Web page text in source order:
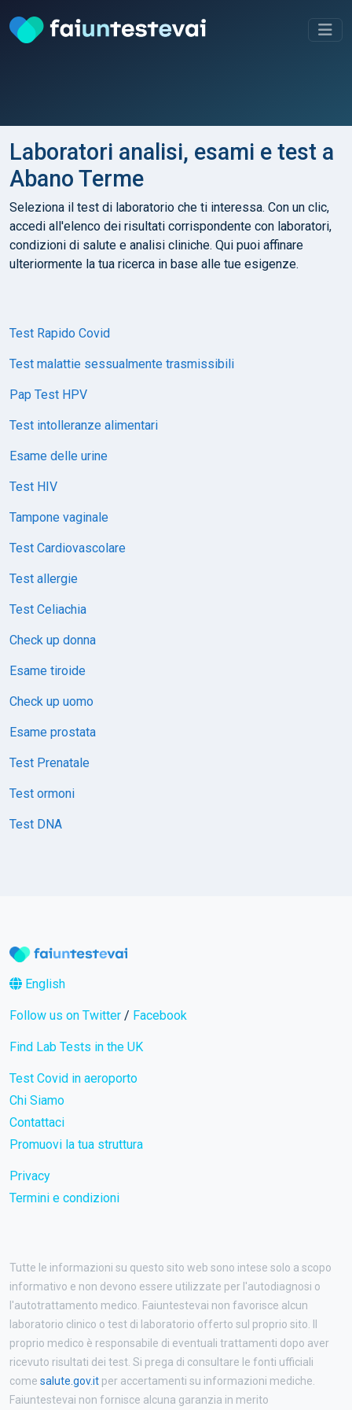
Laboratori analisi, esami e test a
Abano Terme
Seleziona il test di laboratorio che ti interessa. Con un clic,
accedi all'elenco dei risultati corrispondente con laboratori,
condizioni di salute e analisi cliniche. Qui puoi affinare
ulteriormente la tua ricerca in base alle tue esigenze.
Test Rapido Covid
Test malattie sessualmente trasmissibili
Pap Test HPV
Test intolleranze alimentari
Esame delle urine
Test HIV
Tampone vaginale
Test Cardiovascolare
Test allergie
Test Celiachia
Check up donna
Esame tiroide
Check up uomo
Esame prostata
Test Prenatale
Test ormoni
Test DNA
English
Follow us on Twitter / Facebook
Find Lab Tests in the UK
Test Covid in aeroporto
Chi Siamo
Contattaci
Promuovi la tua struttura
Privacy
Termini e condizioni
Tutte le informazioni su questo sito web sono intese solo a scopo
informativo e non devono essere utilizzate per l'autodiagnosi o
l'autotrattamento medico. Faiuntestevai non favorisce alcun
laboratorio clinico o test di laboratorio offerto sul proprio sito. Il
proprio medico è responsabile di eventuali trattamenti dopo aver
ricevuto risultati dei test. Si prega di consultare le fonti ufficiali
come salute.gov.it per accertamenti su informazioni mediche.
Faiuntestevai non fornisce alcuna garanzia in merito